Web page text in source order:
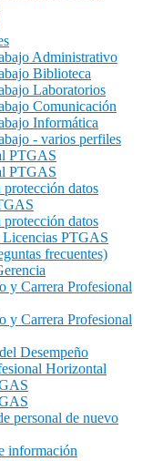
Administrativo
Biblioteca
Laboratorios
Comunicación
Informática
- varios perfiles
PTGAS
PTGAS
datos
datos
PTGAS
frecuentes)
y Carrera Profesional
y Carrera Profesional
Desempeño
Horizontal
personal de nuevo
información